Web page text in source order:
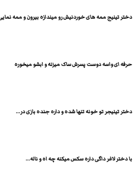
دختر تینیج ممه های خوردنیش رو میندازه بیرون و ممه
حرفه ای واسه دوست پسرش ساک میزنه و ابشو میخوره
دختر تینیجر تو خونه تنها شده و داره جنده بازی در...
با دختر لاغر داگی داره سکس میکنه چه اه و ناله...